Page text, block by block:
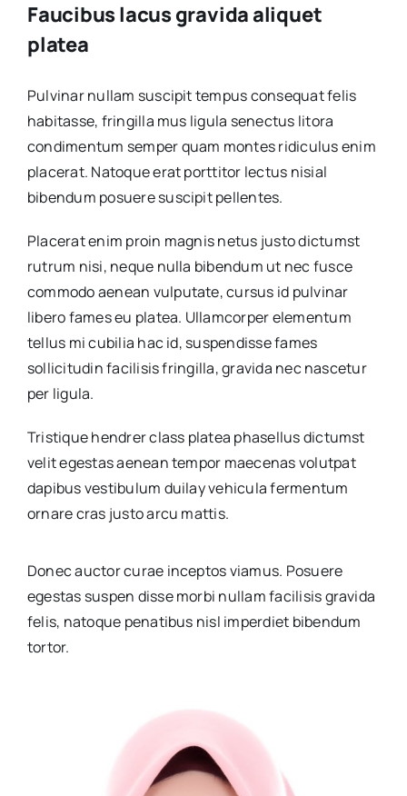
Faucibus lacus gravida aliquet
platea
Pulvinar nullam suscipit tempus consequat felis
habitasse, fringilla mus ligula senectus litora
condimentum semper quam montes ridiculus enim
placerat. Natoque erat porttitor lectus nisial
bibendum posuere suscipit pellentes.
Placerat enim proin magnis netus justo dictumst
rutrum nisi, neque nulla bibendum ut nec fusce
commodo aenean vulputate, cursus id pulvinar
libero fames eu platea. Ullamcorper elementum
tellus mi cubilia hac id, suspendisse fames
sollicitudin facilisis fringilla, gravida nec nascetur
per ligula.
Tristique hendrer class platea phasellus dictumst
velit egestas aenean tempor maecenas volutpat
dapibus vestibulum duilay vehicula fermentum
ornare cras justo arcu mattis.
Donec auctor curae inceptos viamus. Posuere
egestas suspen disse morbi nullam facilisis gravida
felis, natoque penatibus nisl imperdiet bibendum
tortor.